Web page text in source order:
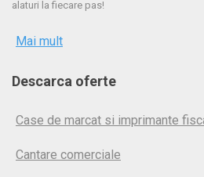
alaturi la fiecare pas!
Mai mult
Descarca oferte
Case de marcat si imprimante
Cantare comerciale